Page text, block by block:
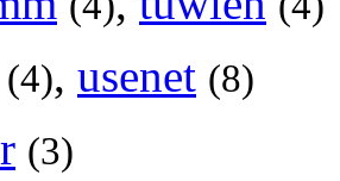
(4), usenet (8)
(3)